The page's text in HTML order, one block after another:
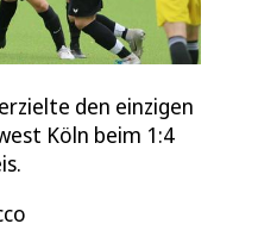
den einzigen
Köln beim 1:4